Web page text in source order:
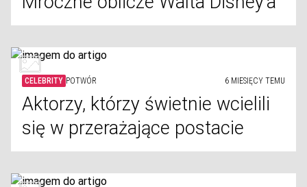
CELEBRITY POTWÓR 6 MIESIĘCY TEMU
Aktorzy, którzy świetnie wcielili
się w przerażające postacie